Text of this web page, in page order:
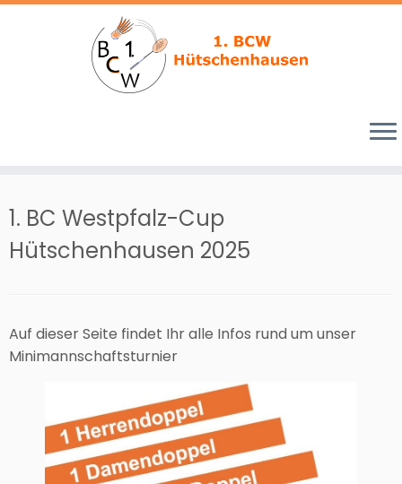
Inhalt
springen
1. BC Westpfalz-Cup
Hütschenhausen 2025
Auf dieser Seite findet Ihr alle Infos rund um unser
Minimannschaftsturnier